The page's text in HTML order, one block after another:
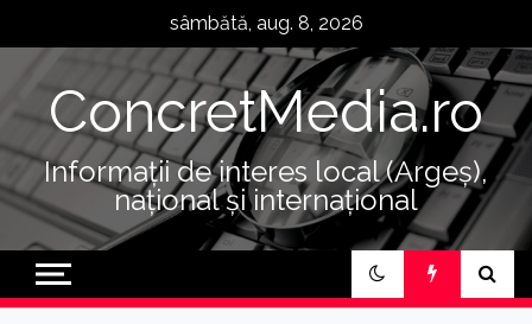
sâmbătă, aug. 8, 2026
ConcretMedia.ro
Informații de interes local (Argeș),
național și internațional